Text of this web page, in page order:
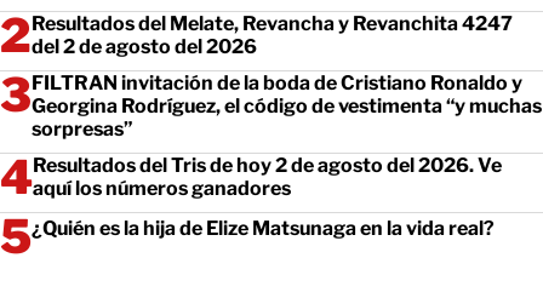
Resultados del Melate, Revancha y Revanchita 4247
del 2 de agosto del 2026
FILTRAN invitación de la boda de Cristiano Ronaldo y
Georgina Rodríguez, el código de vestimenta “y muchas
sorpresas”
Resultados del Tris de hoy 2 de agosto del 2026. Ve
aquí los números ganadores
¿Quién es la hija de Elize Matsunaga en la vida real?